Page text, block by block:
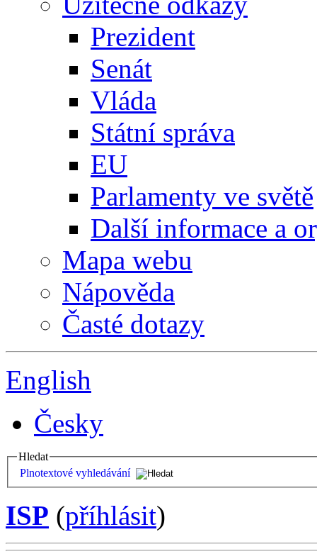
Prezident
Senát
Vláda
Státní správa
EU
Parlamenty ve světě
Další informace a
Mapa webu
Nápověda
Časté dotazy
English
Česky
Hledat
Plnotextové vyhledávání
ISP (příhlásit)